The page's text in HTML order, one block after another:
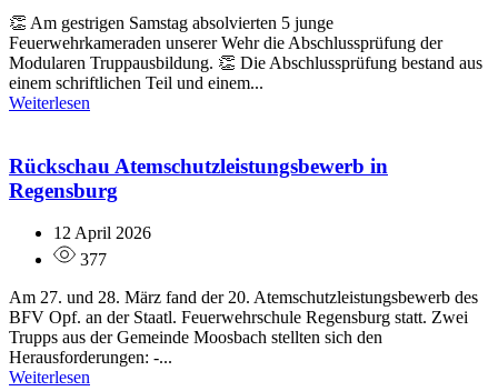
👏 Am gestrigen Samstag absolvierten 5 junge
Feuerwehrkameraden unserer Wehr die Abschlussprüfung der
Modularen Truppausbildung. 👏 Die Abschlussprüfung bestand aus
einem schriftlichen Teil und einem...
Weiterlesen
Rückschau Atemschutzleistungsbewerb in
Regensburg
12 April 2026
377
Am 27. und 28. März fand der 20. Atemschutzleistungsbewerb des
BFV Opf. an der Staatl. Feuerwehrschule Regensburg statt. Zwei
Trupps aus der Gemeinde Moosbach stellten sich den
Herausforderungen: -...
Weiterlesen